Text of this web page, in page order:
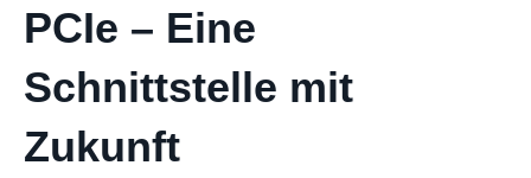
PCIe – Eine
Schnittstelle mit
Zukunft